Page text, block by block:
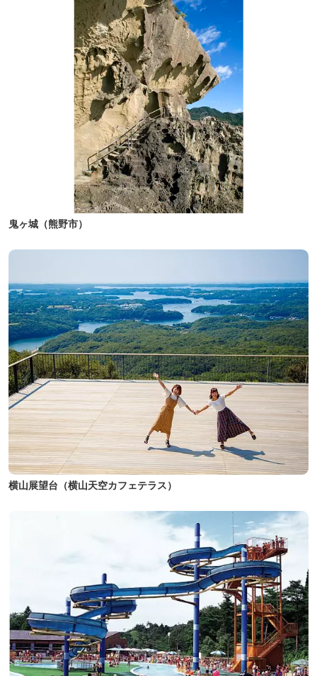
鬼ヶ城（熊野市）
横山展望台（横山天空カフェテラス）